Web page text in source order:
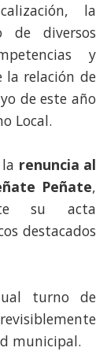
la
de diversos
y
la relación de
de este año
Local.
renuncia al
Peñate,
su acta
destacados
turno de
municipal.